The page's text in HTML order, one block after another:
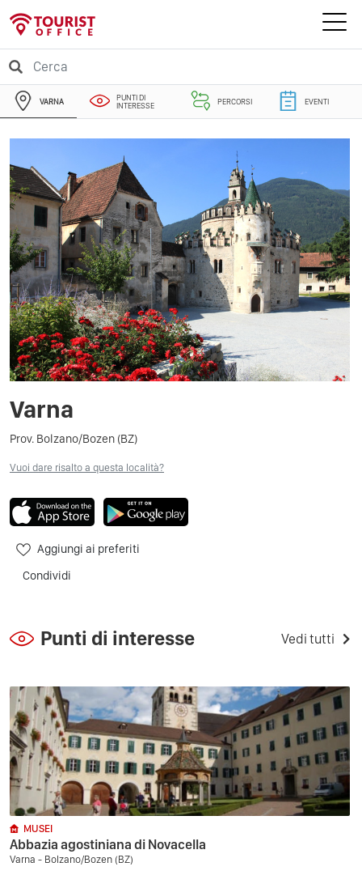
VARNA
PUNTI DI
INTERESSE
PERCORSI EVENTI
Varna
Prov. Bolzano/Bozen (BZ)
Vuoi dare risalto a questa località?
Aggiungi ai preferiti
Condividi
Punti di interesse Vedi tutti
MUSEI
Abbazia agostiniana di Novacella
Varna - Bolzano/Bozen (BZ)